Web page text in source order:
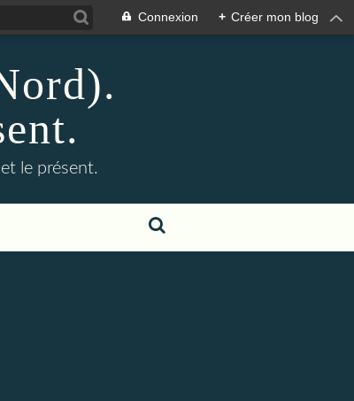
Connexion + Créer mon blog
le présent.